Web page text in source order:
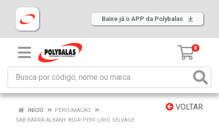
Baixe já o APP da Polybalas
0
VOLTAR
INÍCIO
PERFUMACAO
SAB BARRA ALBANY 85GR PERF LIRIO SELVAGE